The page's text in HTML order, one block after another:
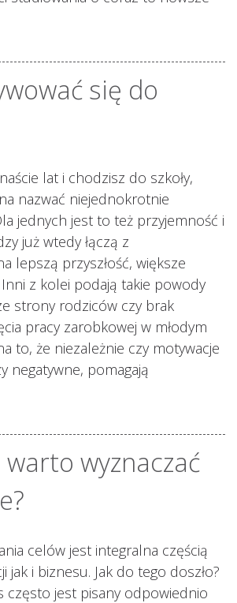
się do
lat i chodzisz do szkoły,
nazwać niejednokrotnie
jednych jest to też przyjemność i
już wtedy łączą z
lepszą przyszłość, większe
z kolei podają takie powody
strony rodziców czy brak
pracy zarobkowej w młodym
to, że niezależnie czy motywacje
negatywne, pomagają
warto wyznaczać
celów jest integralna częścią
jak i biznesu. Jak do tego doszło?
często jest pisany odpowiednio